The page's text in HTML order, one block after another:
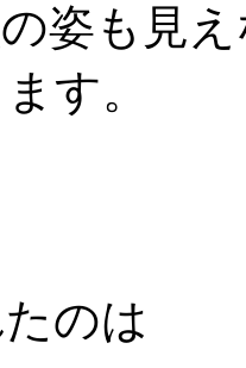
姿も見
す。
のは